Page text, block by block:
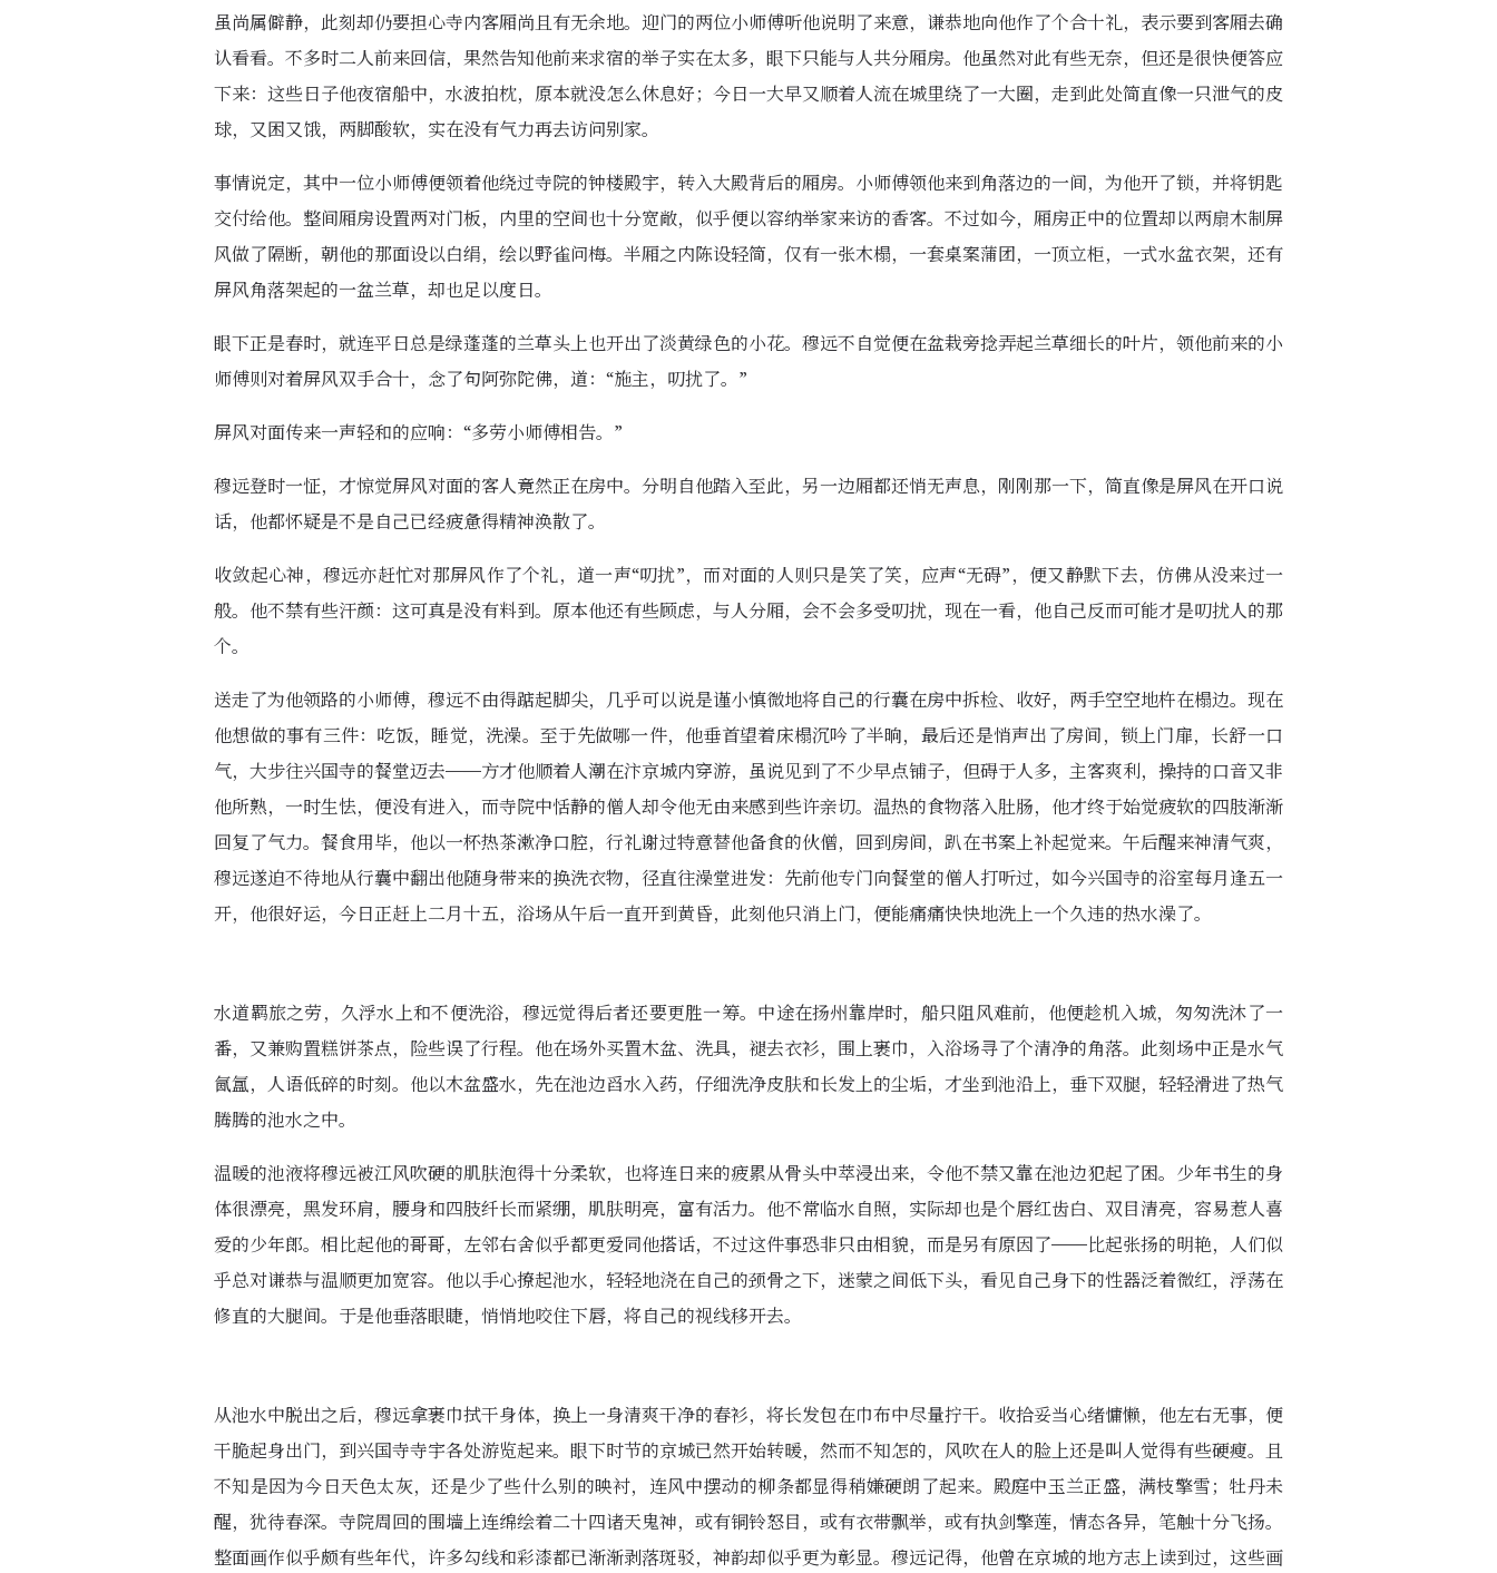
虽尚属僻静，此刻却仍要担心寺内客厢尚且有无余地。迎门的两位小师傅听他说明了来意，谦恭地向他作了个合十礼，表示要到客厢去确
认看看。不多时二人前来回信，果然告知他前来求宿的举子实在太多，眼下只能与人共分厢房。他虽然对此有些无奈，但还是很快便答应
下来：这些日子他夜宿船中，水波拍枕，原本就没怎么休息好；今日一大早又顺着人流在城里绕了一大圈，走到此处简直像一只泄气的皮
球，又困又饿，两脚酸软，实在没有气力再去访问别家。
事情说定，其中一位小师傅便领着他绕过寺院的钟楼殿宇，转入大殿背后的厢房。小师傅领他来到角落边的一间，为他开了锁，并将钥匙
交付给他。整间厢房设置两对门板，内里的空间也十分宽敞，似乎便以容纳举家来访的香客。不过如今，厢房正中的位置却以两扇木制屏
风做了隔断，朝他的那面设以白绢，绘以野雀问梅。半厢之内陈设轻简，仅有一张木榻，一套桌案蒲团，一顶立柜，一式水盆衣架，还有
屏风角落架起的一盆兰草，却也足以度日。
眼下正是春时，就连平日总是绿蓬蓬的兰草头上也开出了淡黄绿色的小花。穆远不自觉便在盆栽旁捻弄起兰草细长的叶片，领他前来的小
师傅则对着屏风双手合十，念了句阿弥陀佛，道：“施主，叨扰了。”
屏风对面传来一声轻和的应响：“多劳小师傅相告。”
穆远登时一怔，才惊觉屏风对面的客人竟然正在房中。分明自他踏入至此，另一边厢都还悄无声息，刚刚那一下，简直像是屏风在开口说
话，他都怀疑是不是自己已经疲惫得精神涣散了。
收敛起心神，穆远亦赶忙对那屏风作了个礼，道一声“叨扰”，而对面的人则只是笑了笑，应声“无碍”，便又静默下去，仿佛从没来过一
般。他不禁有些汗颜：这可真是没有料到。原本他还有些顾虑，与人分厢，会不会多受叨扰，现在一看，他自己反而可能才是叨扰人的那
个。
送走了为他领路的小师傅，穆远不由得踮起脚尖，几乎可以说是谨小慎微地将自己的行囊在房中拆检、收好，两手空空地杵在榻边。现在
他想做的事有三件：吃饭，睡觉，洗澡。至于先做哪一件，他垂首望着床榻沉吟了半晌，最后还是悄声出了房间，锁上门扉，长舒一口
气，大步往兴国寺的餐堂迈去——方才他顺着人潮在汴京城内穿游，虽说见到了不少早点铺子，但碍于人多，主客爽利，操持的口音又非
他所熟，一时生怯，便没有进入，而寺院中恬静的僧人却令他无由来感到些许亲切。温热的食物落入肚肠，他才终于始觉疲软的四肢渐渐
回复了气力。餐食用毕，他以一杯热茶漱净口腔，行礼谢过特意替他备食的伙僧，回到房间，趴在书案上补起觉来。午后醒来神清气爽，
穆远遂迫不待地从行囊中翻出他随身带来的换洗衣物，径直往澡堂进发：先前他专门向餐堂的僧人打听过，如今兴国寺的浴室每月逢五一
开，他很好运，今日正赶上二月十五，浴场从午后一直开到黄昏，此刻他只消上门，便能痛痛快快地洗上一个久违的热水澡了。
水道羁旅之劳，久浮水上和不便洗浴，穆远觉得后者还要更胜一筹。中途在扬州靠岸时，船只阻风难前，他便趁机入城，匆匆洗沐了一
番，又兼购置糕饼茶点，险些误了行程。他在场外买置木盆、洗具，褪去衣衫，围上裹巾，入浴场寻了个清净的角落。此刻场中正是水气
氤氲，人语低碎的时刻。他以木盆盛水，先在池边舀水入药，仔细洗净皮肤和长发上的尘垢，才坐到池沿上，垂下双腿，轻轻滑进了热气
腾腾的池水之中。
温暖的池液将穆远被江风吹硬的肌肤泡得十分柔软，也将连日来的疲累从骨头中萃浸出来，令他不禁又靠在池边犯起了困。少年书生的身
体很漂亮，黑发环肩，腰身和四肢纤长而紧绷，肌肤明亮，富有活力。他不常临水自照，实际却也是个唇红齿白、双目清亮，容易惹人喜
爱的少年郎。相比起他的哥哥，左邻右舍似乎都更爱同他搭话，不过这件事恐非只由相貌，而是另有原因了——比起张扬的明艳，人们似
乎总对谦恭与温顺更加宽容。他以手心撩起池水，轻轻地浇在自己的颈骨之下，迷蒙之间低下头，看见自己身下的性器泛着微红，浮荡在
修直的大腿间。于是他垂落眼睫，悄悄地咬住下唇，将自己的视线移开去。
从池水中脱出之后，穆远拿裹巾拭干身体，换上一身清爽干净的春衫，将长发包在巾布中尽量拧干。收拾妥当心绪慵懒，他左右无事，便
干脆起身出门，到兴国寺寺宇各处游览起来。眼下时节的京城已然开始转暖，然而不知怎的，风吹在人的脸上还是叫人觉得有些硬瘦。且
不知是因为今日天色太灰，还是少了些什么别的映衬，连风中摆动的柳条都显得稍嫌硬朗了起来。殿庭中玉兰正盛，满枝擎雪；牡丹未
醒，犹待春深。寺院周回的围墙上连绵绘着二十四诸天鬼神，或有铜铃怒目，或有衣带飘举，或有执剑擎莲，情态各异，笔触十分飞扬。
整面画作似乎颇有些年代，许多勾线和彩漆都已渐渐剥落斑驳，神韵却似乎更为彰显。穆远记得，他曾在京城的地方志上读到过，这些画